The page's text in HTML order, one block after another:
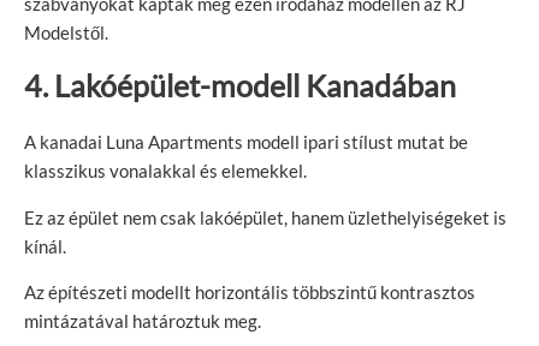
szabványokat kapták meg ezen irodaház modellen az RJ
Modelstől.
4. Lakóépület-modell Kanadában
A kanadai Luna Apartments modell ipari stílust mutat be
klasszikus vonalakkal és elemekkel.
Ez az épület nem csak lakóépület, hanem üzlethelyiségeket is
kínál.
Az építészeti modellt horizontális többszintű kontrasztos
mintázatával határoztuk meg.